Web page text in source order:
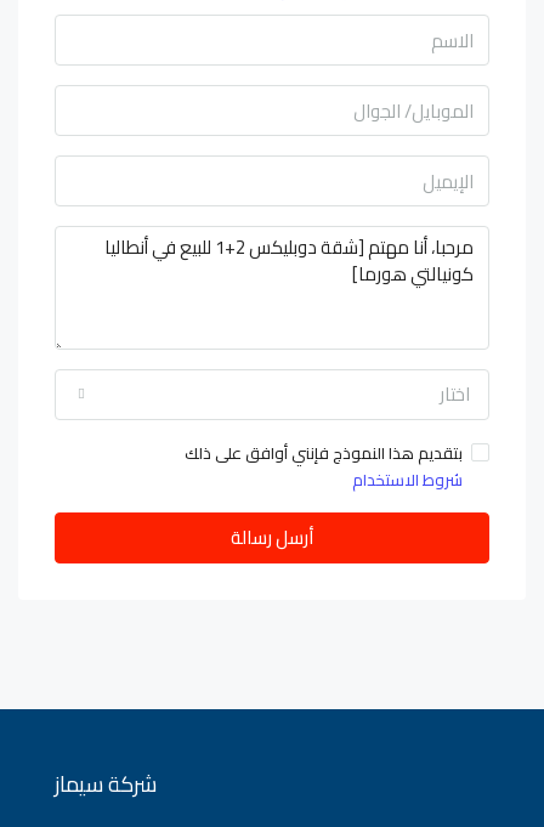
اختار
بتقديم هذا النموذج فإنني أوافق على ذلك
شروط الاستخدام
أرسل رسالة
شركة سيماز